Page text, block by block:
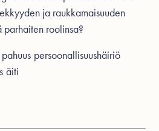
ja raukkamaisuuden
parhaiten roolinsa?
pahuus persoonallisuushäiriö
äiti